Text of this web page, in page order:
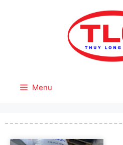
Menu